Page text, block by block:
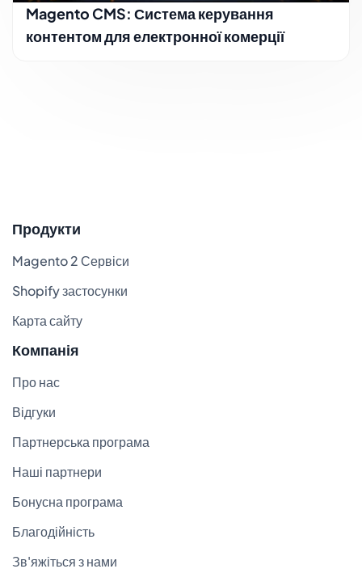
Magento CMS: Система керування
контентом для електронної комерції
Продукти
Magento 2 Сервіси
Shopify застосунки
Карта сайту
Компанія
Про нас
Відгуки
Партнерська програма
Наші партнери
Бонусна програма
Благодійність
Зв'яжіться з нами